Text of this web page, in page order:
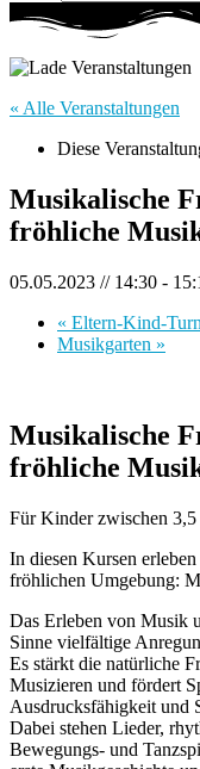
« Alle Veranstaltungen
Diese
Musikalische
fröhliche
05.05.2023 // 14:30 -
« Eltern-Kind-
Musikgarten »
Musikalische
fröhliche
Für Kinder zwischen 3,5
In diesen Kursen
fröhlichen Umgebung:
Das Erleben von Musik
Sinne vielfältige
Es stärkt die natürliche
Musizieren und fördert
Ausdrucksfähigkeit und
Dabei stehen Lieder,
Bewegungs- und